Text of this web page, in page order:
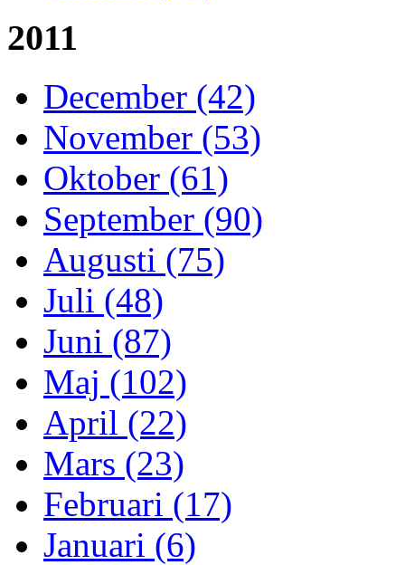
2011
December (42)
November (53)
Oktober (61)
September (90)
Augusti (75)
Juli (48)
Juni (87)
Maj (102)
April (22)
Mars (23)
Februari (17)
Januari (6)